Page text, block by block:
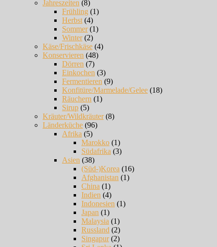
Jahreszeiten (8)
Frühling (1)
Herbst (4)
Sommer(1)
Winter(2)
Käse/Frischkäse (4)
Konservieren (48)
Dörren (7)
Einkochen (3)
Fermentieren (9)
Konfitüre/Marmelade/Gelee (18)
Räuchern (1)
Sirup (5)
Kräuter/Wildkräuter(8)
Länderküche (96)
Afrika (5)
Marokko (1)
Südafrika (3)
Asien (38)
(Süd-)Korea (16)
Afghanistan (1)
China (1)
Indien (4)
Indonesien (1)
Japan (1)
Malaysia (1)
Russland (2)
Singapur(2)